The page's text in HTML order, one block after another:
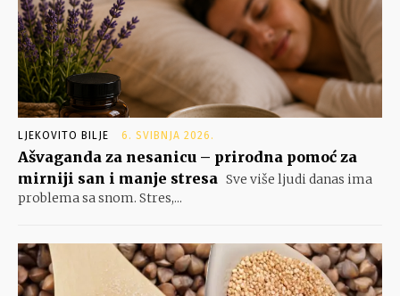
LJEKOVITO BILJE 6. SVIBNJA 2026.
Ašvaganda za nesanicu – prirodna pomoć za
mirniji san i manje stresa Sve više ljudi danas ima
problema sa snom. Stres,...